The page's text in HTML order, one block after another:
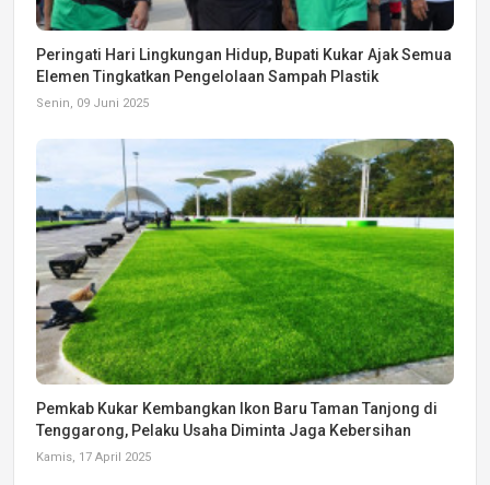
Peringati Hari Lingkungan Hidup, Bupati Kukar Ajak Semua
Elemen Tingkatkan Pengelolaan Sampah Plastik
Senin, 09 Juni 2025
Pemkab Kukar Kembangkan Ikon Baru Taman Tanjong di
Tenggarong, Pelaku Usaha Diminta Jaga Kebersihan
Kamis, 17 April 2025